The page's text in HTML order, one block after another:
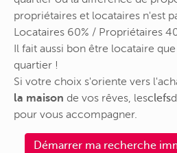
propriétaires et locataires n'est
Locataires 60% / Propriétaires
Il fait aussi bon être locataire
quartier !
Si votre choix s'oriente vers
la maison de vos rêves, lesclefs
pour vous accompagner.
Démarrer ma recherche